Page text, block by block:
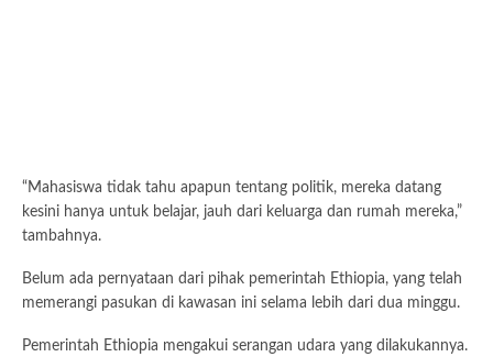
“Mahasiswa tidak tahu apapun tentang politik, mereka datang
kesini hanya untuk belajar, jauh dari keluarga dan rumah mereka,”
tambahnya.
Belum ada pernyataan dari pihak pemerintah Ethiopia, yang telah
memerangi pasukan di kawasan ini selama lebih dari dua minggu.
Pemerintah Ethiopia mengakui serangan udara yang dilakukannya.